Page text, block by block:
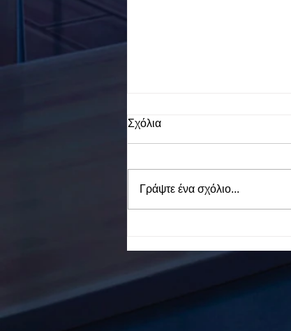
Τώρα. Με σύνθημα "Μίλα
Τώρα" όλα τα σχολεία της
Σχόλια
Γράψτε ένα σχόλιο...